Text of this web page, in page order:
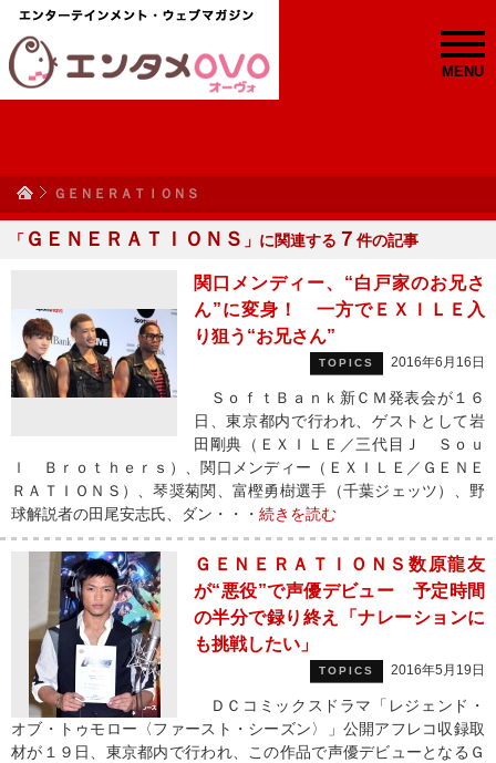
MENU
ＧＥＮＥＲＡＴＩＯＮＳ
「 ＧＥＮＥＲＡＴＩＯＮＳ 」に関連する ７ 件の記事
関口メンディー、“白戸家のお兄さ
ん”に変身！ 一方でＥＸＩＬＥ入
り狙う“お兄さん”
TOPICS 2016年6月16日
ＳｏｆｔＢａｎｋ新ＣＭ発表会が１６
日、東京都内で行われ、ゲストとして岩
田剛典（ＥＸＩＬＥ／三代目Ｊ Ｓｏｕ
ｌ Ｂｒｏｔｈｅｒｓ）、関口メンディー（ＥＸＩＬＥ／ＧＥＮＥ
ＲＡＴＩＯＮＳ）、琴奨菊関、富樫勇樹選手（千葉ジェッツ）、野
球解説者の田尾安志氏、ダン・・・ 続きを読む
ＧＥＮＥＲＡＴＩＯＮＳ数原龍友
が“悪役”で声優デビュー 予定時間
の半分で録り終え「ナレーションに
も挑戦したい」
TOPICS 2016年5月19日
ＤＣコミックスドラマ「レジェンド・
オブ・トゥモロー〈ファースト・シーズン〉」公開アフレコ収録取
材が１９日、東京都内で行われ、この作品で声優デビューとなるＧ